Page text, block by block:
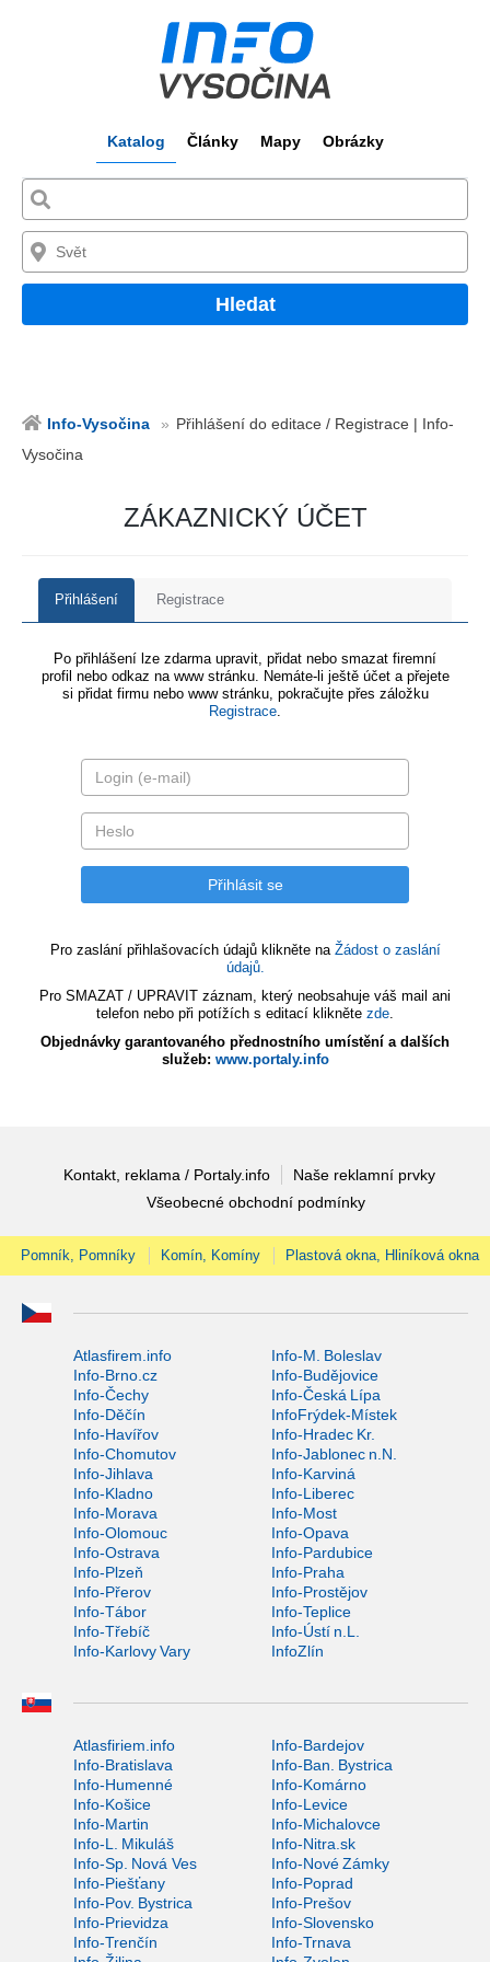
Katalog Články Mapy Obrázky
Hledat
Info-Vysočina
Přihlášení do editace / Registrace | Info-
Vysočina
ZÁKAZNICKÝ ÚČET
Přihlášení Registrace
Po přihlášení lze zdarma upravit, přidat nebo smazat firemní
profil nebo odkaz na www stránku. Nemáte-li ještě účet a přejete
si přidat firmu nebo www stránku, pokračujte přes záložku
Registrace.
Pro zaslání přihlašovacích údajů klikněte na Žádost o zaslání
údajů.
Pro SMAZAT / UPRAVIT záznam, který neobsahuje váš mail ani
telefon nebo při potížích s editací klikněte zde.
Objednávky garantovaného přednostního umístění a dalších
služeb: www.portaly.info
Kontakt, reklama / Portaly.info
Naše reklamní prvky
Všeobecné obchodní podmínky
Pomník, Pomníky Komín, Komíny Plastová okna, Hliníková okna
Atlasfirem.info
Info-M. Boleslav
Info-Brno.cz
Info-Budějovice
Info-Čechy
Info-Česká Lípa
Info-Děčín
InfoFrýdek-Místek
Info-Havířov
Info-Hradec Kr.
Info-Chomutov
Info-Jablonec n.N.
Info-Jihlava
Info-Karviná
Info-Kladno
Info-Liberec
Info-Morava
Info-Most
Info-Olomouc
Info-Opava
Info-Ostrava
Info-Pardubice
Info-Plzeň
Info-Praha
Info-Přerov
Info-Prostějov
Info-Tábor
Info-Teplice
Info-Třebíč
Info-Ústí n.L.
Info-Karlovy Vary
InfoZlín
Atlasfiriem.info
Info-Bardejov
Info-Bratislava
Info-Ban. Bystrica
Info-Humenné
Info-Komárno
Info-Košice
Info-Levice
Info-Martin
Info-Michalovce
Info-L. Mikuláš
Info-Nitra.sk
Info-Sp. Nová Ves
Info-Nové Zámky
Info-Piešťany
Info-Poprad
Info-Pov. Bystrica
Info-Prešov
Info-Prievidza
Info-Slovensko
Info-Trenčín
Info-Trnava